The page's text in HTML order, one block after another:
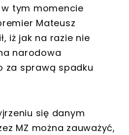
w tym momencie
Mateusz
iż jak na razie nie
narodowa
za sprawą spadku
się danym
MZ można zauważyć,